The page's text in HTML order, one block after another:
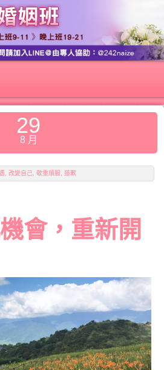
29
8 月
, 改變自己, 敬重順服 道歉
會，重新開